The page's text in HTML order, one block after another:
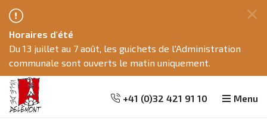
Horaires d'été
Du 13 juillet au 7 août, les guichets de l'Administration
communale sont ouverts le matin uniquement.
+41 (0)32 421 91 10 Menu